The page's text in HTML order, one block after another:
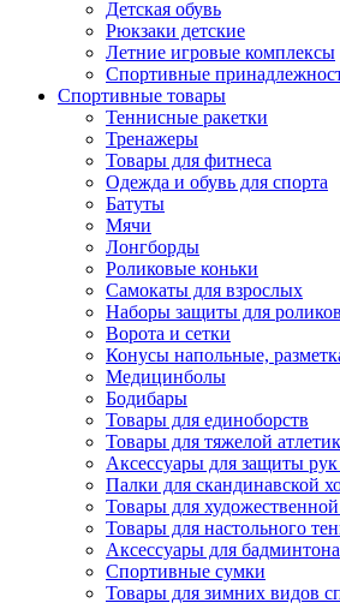
Детская обувь
Рюкзаки детские
Летние игровые комплексы
Спортивные
Спортивные товары
Теннисные ракетки
Тренажеры
Товары для фитнеса
Одежда и обувь для спорта
Батуты
Мячи
Лонгборды
Роликовые коньки
Самокаты для взрослых
Наборы защиты для роликов
Ворота и сетки
Конусы напольные,
Медицинболы
Бодибары
Товары для единоборств
Товары для тяжелой
Аксессуары для защиты
Палки для скандинавской
Товары для
Товары для настольного
Аксессуары для бадминтона
Спортивные сумки
Товары для зимних видов